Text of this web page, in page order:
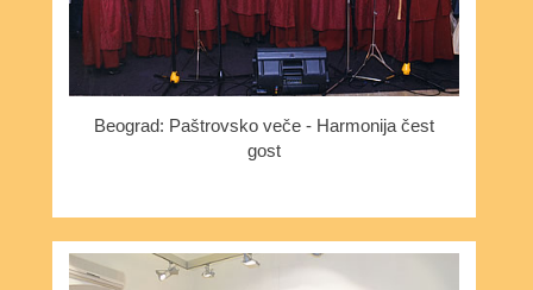
Beograd: Paštrovsko veče - Harmonija čest
gost